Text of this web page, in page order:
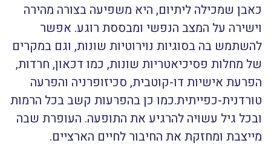
כאבן שמכילה ליתיום, היא משפיעה בצורה מהירה
וישירה על המצב הנפשי ומבססת רוגע. אפשר
להשתמש בה בסוגיות נוירוטיות שונות, וגם במקרים
של מחלות פסיכיאטריות שונות, כמו דכאון, חרדות,
הפרעת אישיות דו-קוטבית, סכיזופרניה והפרעה
טורדנית-כפייתית.כמו כן בהפרעות קשב בכל הרמות
ובכל גיל עשויה להרגיע את התופעה. העופרת שבה
מייצבת ומחזקת את החיבור לחיים הארציים.